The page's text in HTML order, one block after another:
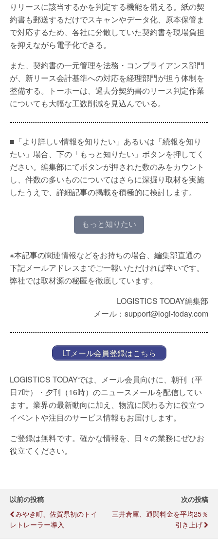
りリースに該当するかを判定する機能を備える。紙の契
約書も郵送するだけでスキャンやデータ化、原本保管ま
で対応するため、各社に分散していた契約書を現場負担
を抑えながら電子化できる。
また、契約書の一元管理を法務・コンプライアンス部門
が、新リース会計基準への対応を経理部門が担う体制を
整備する。トーホーは、過去分契約書のリース判定作業
についても大幅な工数削減を見込んでいる。
■「より詳しい情報を知りたい」あるいは「続報を知り
たい」場合、下の「もっと知りたい」ボタンを押してく
ださい。編集部にてボタンが押された数のみをカウント
し、件数の多いものについてはさらに深掘り取材を実施
したうえで、詳細記事の掲載を積極的に検討します。
もっと知りたい
※本記事の関連情報などをお持ちの場合、編集部直通の
下記メールアドレスまでご一報いただければ幸いです。
弊社では取材源の秘匿を徹底しています。
LOGISTICS TODAY編集部
メール：support@logi-today.com
LTメール会員登録はこちら
LOGISTICS TODAYでは、メール会員向けに、朝刊（平
日7時）・夕刊（16時）のニュースメールを配信してい
ます。業界の最新動向に加え、物流に関わる方に役立つ
イベントや注目のサービス情報もお届けします。
ご登録は無料です。確かな情報を、日々の業務にぜひお
役立てください。
以前の投稿
みやき町、佐賀県初のトイ
レトレーラー導入
次の投稿
三井倉庫、通関料金を平均25％
引き上げ